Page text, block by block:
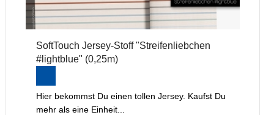
SoftTouch Jersey-Stoff "Streifenliebchen
#lightblue" (0,25m)
Hier bekommst Du einen tollen Jersey. Kaufst Du
mehr als eine Einheit...